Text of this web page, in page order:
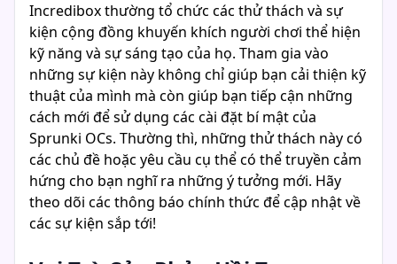
Incredibox thường tổ chức các thử thách và sự
kiện cộng đồng khuyến khích người chơi thể hiện
kỹ năng và sự sáng tạo của họ. Tham gia vào
những sự kiện này không chỉ giúp bạn cải thiện kỹ
thuật của mình mà còn giúp bạn tiếp cận những
cách mới để sử dụng các cài đặt bí mật của
Sprunki OCs. Thường thì, những thử thách này có
các chủ đề hoặc yêu cầu cụ thể có thể truyền cảm
hứng cho bạn nghĩ ra những ý tưởng mới. Hãy
theo dõi các thông báo chính thức để cập nhật về
các sự kiện sắp tới!